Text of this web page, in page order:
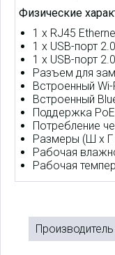
Физические
1 х RJ45
1 x USB-порт
1 x USB-порт
Разъем для
Встроенный
Встроенный
Поддержка
Потребление
Размеры (Ш x Г
Рабочая
Рабочая
Производитель